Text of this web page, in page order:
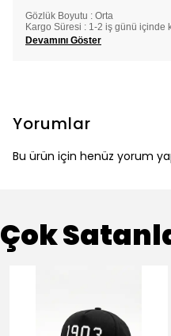
Gözlük Boyutu : Orta
Kargo Süresi : 1-2 iş günü içinde
Devamını Göster
Yorumlar
Bu ürün için henüz yorum
Çok